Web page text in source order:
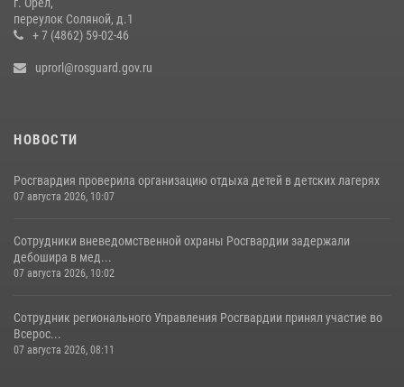
г. Орел,
переулок Соляной, д.1
+ 7 (4862) 59-02-46
uprorl@rosguard.gov.ru
НОВОСТИ
Росгвардия проверила организацию отдыха детей в детских лагерях
07 августа 2026, 10:07
Сотрудники вневедомственной охраны Росгвардии задержали
дебошира в мед...
07 августа 2026, 10:02
Сотрудник регионального Управления Росгвардии принял участие во
Всерос...
07 августа 2026, 08:11